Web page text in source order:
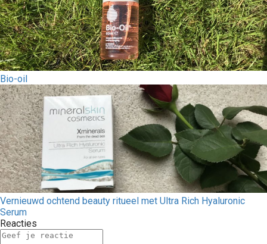
Bio-oil
Vernieuwd ochtend beauty ritueel met Ultra Rich Hyaluronic
Serum
Reacties